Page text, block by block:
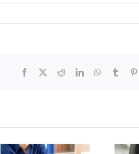
Facebook RedditLinkedInWhatsApp
Tumblr